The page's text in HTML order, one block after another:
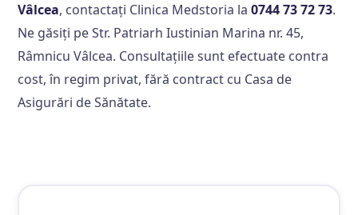
Vâlcea, contactați Clinica Medstoria la0744 73 72 73.
Ne găsiți pe Str. Patriarh Iustinian Marina nr. 45,
Râmnicu Vâlcea. Consultațiile sunt efectuate contra
cost, în regim privat, fără contract cu Casa de
Asigurări de Sănătate.